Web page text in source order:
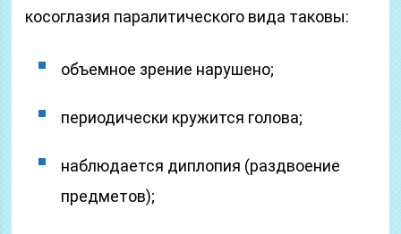
косоглазия паралитического вида таковы:
объемное зрение нарушено;
периодически кружится голова;
наблюдается диплопия (раздвоение
предметов);